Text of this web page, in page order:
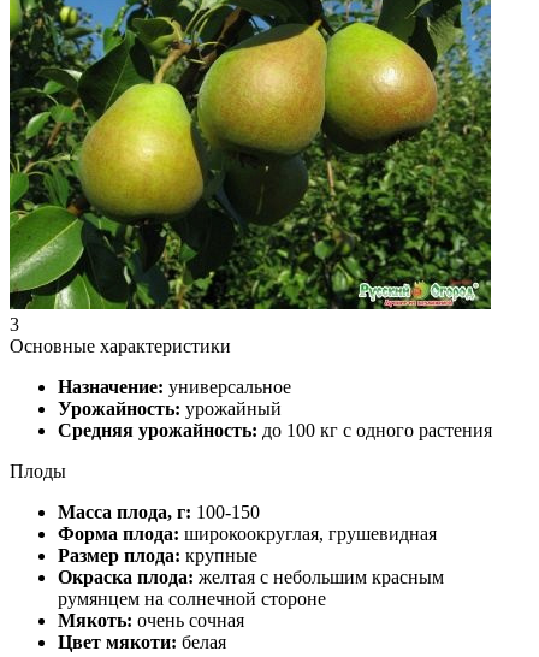
3
Основные характеристики
Назначение: универсальное
Урожайность: урожайный
Средняя урожайность: до 100 кг с одного растения
Плоды
Масса плода, г: 100-150
Форма плода: широкоокруглая, грушевидная
Размер плода: крупные
Окраска плода: желтая с небольшим красным
румянцем на солнечной стороне
Мякоть: очень сочная
Цвет мякоти: белая